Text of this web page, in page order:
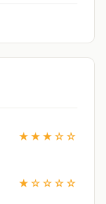
★★★☆☆
★☆☆☆☆